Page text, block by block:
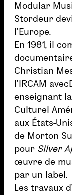
Modular
Stordeur
l’Europe.
En 1981, il
Christian
l’IRCAM
enseignant
Culturel
aux États-
de Morton
pour Silver
œuvre de
par un label.
Les travaux